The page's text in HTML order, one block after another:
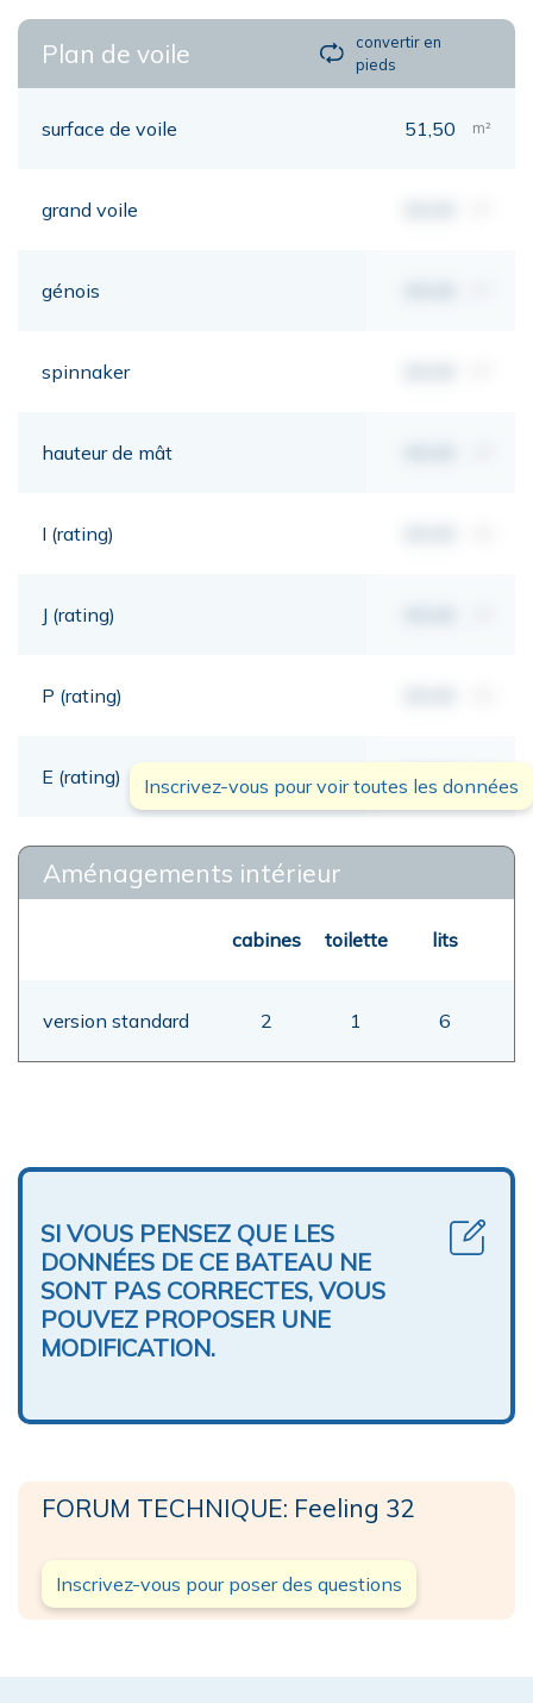
Plan de voile
convertir en
pieds
surface de voile 51,50 m²
grand voile
génois
spinnaker
hauteur de mât
I (rating)
J (rating)
P (rating)
E (rating) 00,00
Inscrivez-vous pour voir toutes les données
Aménagements intérieur
cabines toilette lits
version standard 2 1 6
SI VOUS PENSEZ QUE LES
DONNÉES DE CE BATEAU NE
SONT PAS CORRECTES, VOUS
POUVEZ PROPOSER UNE
MODIFICATION.
FORUM TECHNIQUE: Feeling 32
Inscrivez-vous pour poser des questions